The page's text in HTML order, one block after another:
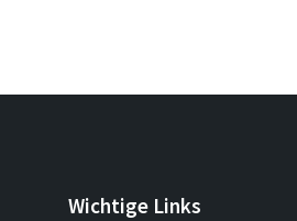
Wichtige Links